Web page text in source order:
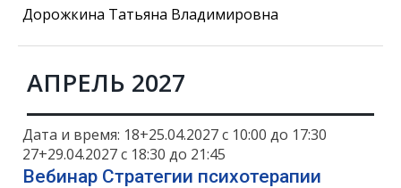
Дорожкина Татьяна Владимировна
АПРЕЛЬ 2027
Дата и время: 18+25.04.2027 с 10:00 до 17:30
27+29.04.2027 с 18:30 до 21:45
Вебинар Стратегии психотерапии